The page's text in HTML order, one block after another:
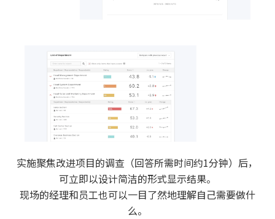
实施聚焦改进项目的调查（回答所需时间约1分钟）后，
可立即以设计简洁的形式显示结果。
现场的经理和员工也可以一目了然地理解自己需要做什
么。